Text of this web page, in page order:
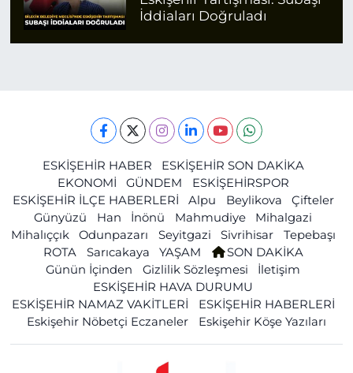
İddiaları Doğruladı
ESKİŞEHİR HABER
ESKİŞEHİR SON DAKİKA
EKONOMİ
GÜNDEM
ESKİŞEHİRSPOR
ESKİŞEHİR İLÇE HABERLERİ
Alpu Beylikova
Çifteler
Günyüzü
Han İnönü Mahmudiye
Mihalgazi
Mihalıççık
Odunpazarı Seyitgazi Sivrihisar
Tepebaşı
ROTA
Sarıcakaya YAŞAM
SON DAKİKA
Günün İçinden
Gizlilik Sözleşmesi
İletişim
ESKİŞEHİR HAVA DURUMU
ESKİŞEHİR NAMAZ VAKİTLERİ
ESKİŞEHİR HABERLERİ
Eskişehir Nöbetçi Eczaneler
Eskişehir Köşe Yazıları